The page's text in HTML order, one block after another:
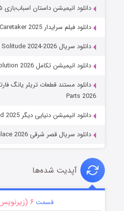
دانلود انیمیشن داستان اسباب‌بازی ۵ Toy Story 5 (2026)
دانلود فیلم سرایدار The Caretaker 2025
دانلود سریال One Hundred Years of Solitude 2024-2026
دانلود انیمیشن تکامل Evolution 2026
Parts 2026
دانلود انیمیشن دنیایی دیگر Another World 2025
دانلود سریال قصر شرقی The East Palace 2026
آپدیت شده‌ها
قسمت ۶ (زیرنویس)